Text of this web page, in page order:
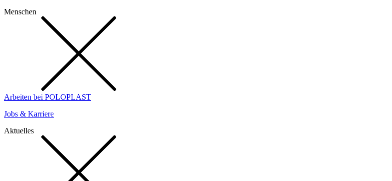
Menschen
Arbeiten bei POLOPLAST
Jobs & Karriere
Aktuelles